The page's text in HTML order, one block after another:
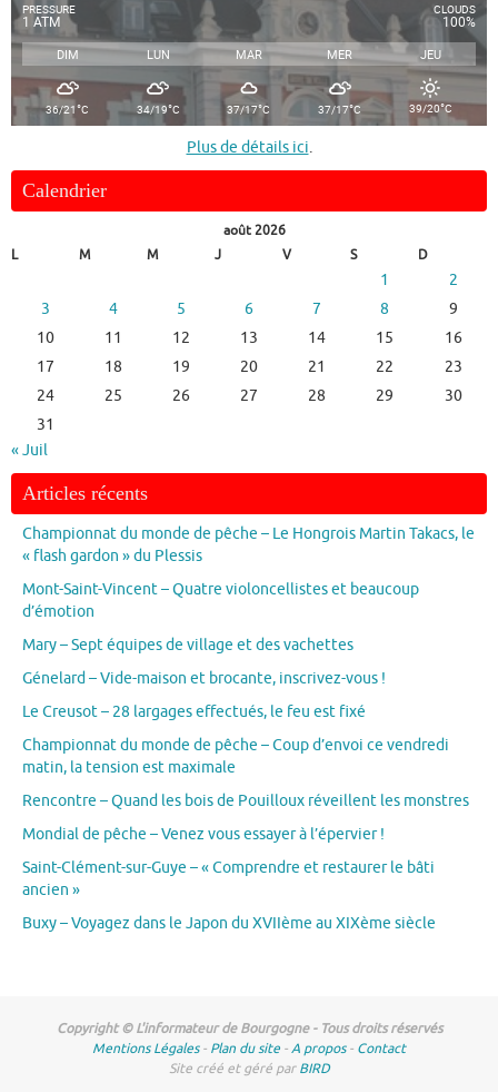
PRESSURE
1 ATM
CLOUDS
100%
DIM LUN MAR MER JEU
36/21°C 34/19°C 37/17°C 37/17°C 39/20°C
Plus de détails ici.
Calendrier
août 2026
L
M M J V S D
1
2
3
4 5 6 7 8
9
10
11 12 13 14 15
16
17
18 19 20 21 22
23
24
25 26 27 28 29
30
31
« Juil
Articles récents
Championnat du monde de pêche – Le Hongrois Martin Takacs, le
« flash gardon » du Plessis
Mont-Saint-Vincent – Quatre violoncellistes et beaucoup
d’émotion
Mary – Sept équipes de village et des vachettes
Génelard – Vide-maison et brocante, inscrivez-vous !
Le Creusot – 28 largages effectués, le feu est fixé
Championnat du monde de pêche – Coup d’envoi ce vendredi
matin, la tension est maximale
Rencontre – Quand les bois de Pouilloux réveillent les monstres
Mondial de pêche – Venez vous essayer à l’épervier !
Saint-Clément-sur-Guye – « Comprendre et restaurer le bâti
ancien »
Buxy – Voyagez dans le Japon du XVIIème au XIXème siècle
Copyright © L'informateur de Bourgogne - Tous droits réservés
Mentions Légales- Plan du site -A propos- Contact
Site créé et géré parBIRD